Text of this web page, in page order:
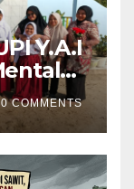
Y.A.I
di
0 COMMENTS